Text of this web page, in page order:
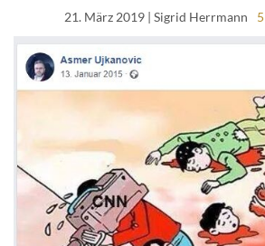
21. März 2019 | Sigrid Herrmann